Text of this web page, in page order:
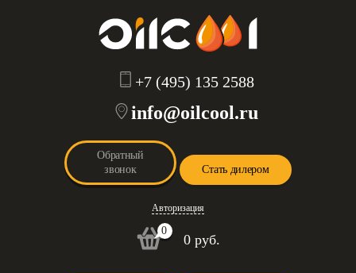
+7 (495) 135 2588
info@oilcool.ru
Обратный
звонок
Стать дилером
Авторизация
0
0 руб.